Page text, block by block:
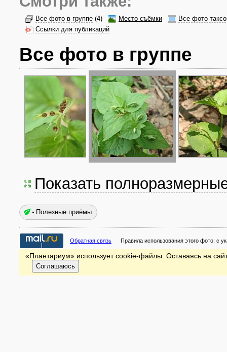
Все фото в группе (4) Место съёмки
Все фото
Ссылки для публикаций
Все фото в группе
Показать
Полезные приёмы
Обратная связь Правила использования этого фото: с
«Плантариум» использует cookie-файлы. Оставаясь на
Соглашаюсь